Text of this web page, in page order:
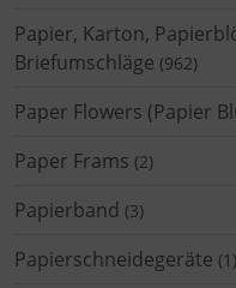
Papier, Karton,
Briefumschläge (962)
Paper Flowers (Papier
Paper Frams (2)
Papierband (3)
Papierschneidegeräte (1)